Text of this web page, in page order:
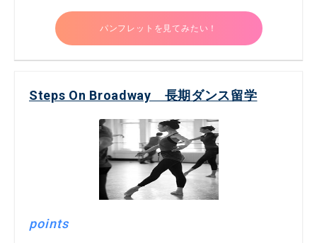
パンフレットを見てみたい！
Steps On Broadway 長期ダンス留学
points